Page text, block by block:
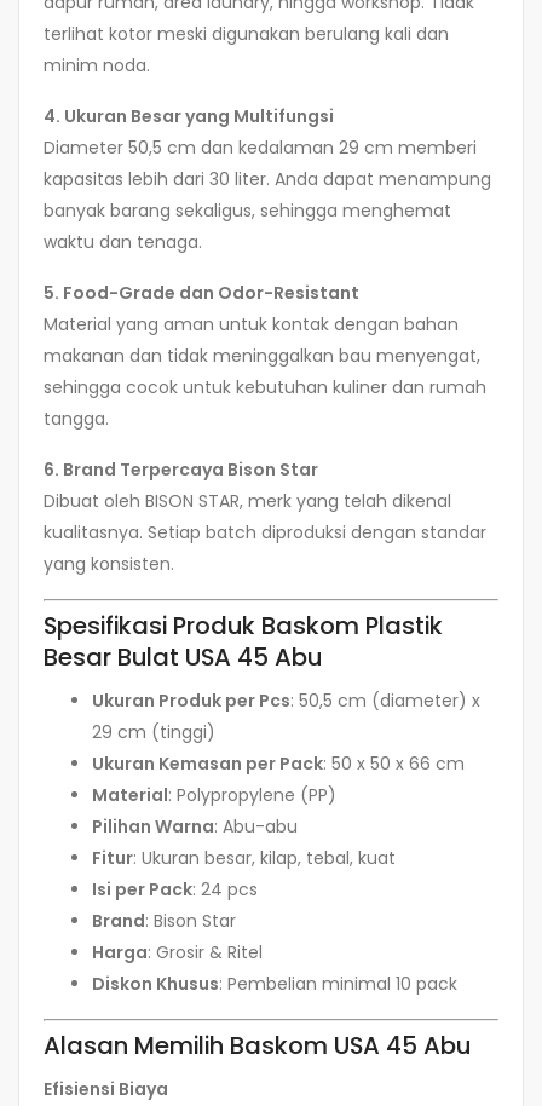
terlihat kotor meski digunakan berulang kali dan
minim noda.
4. Ukuran Besar yang Multifungsi
Diameter 50,5 cm dan kedalaman 29 cm memberi
kapasitas lebih dari 30 liter. Anda dapat menampung
banyak barang sekaligus, sehingga menghemat
waktu dan tenaga.
5. Food-Grade dan Odor-Resistant
Material yang aman untuk kontak dengan bahan
makanan dan tidak meninggalkan bau menyengat,
sehingga cocok untuk kebutuhan kuliner dan rumah
tangga.
6. Brand Terpercaya Bison Star
Dibuat oleh BISON STAR, merk yang telah dikenal
kualitasnya. Setiap batch diproduksi dengan standar
yang konsisten.
Spesifikasi Produk Baskom Plastik
Besar Bulat USA 45 Abu
Ukuran Produk per Pcs: 50,5 cm (diameter) x
29 cm (tinggi)
Ukuran Kemasan per Pack: 50 x 50 x 66 cm
Material: Polypropylene (PP)
Pilihan Warna: Abu-abu
Fitur: Ukuran besar, kilap, tebal, kuat
Isi per Pack: 24 pcs
Brand: Bison Star
Harga: Grosir & Ritel
Diskon Khusus: Pembelian minimal 10 pack
Alasan Memilih Baskom USA 45 Abu
Efisiensi Biaya